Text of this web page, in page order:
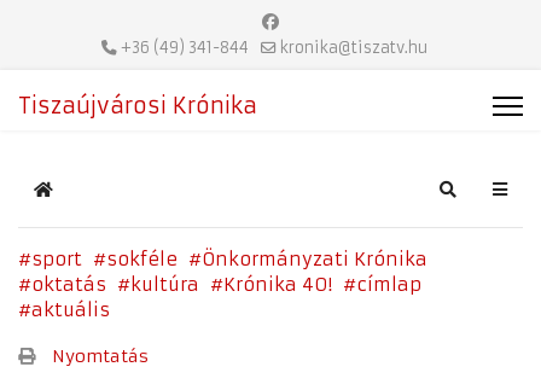
+36 (49) 341-844 kronika@tiszatv.hu
Tiszaújvárosi Krónika
Home Search
sport sokféle
Önkormányzati Krónika
oktatás
kultúra Krónika 40!
címlap
aktuális
Nyomtatás